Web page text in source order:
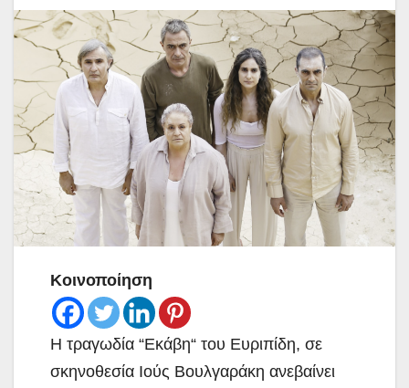
Κοινοποίηση
Η τραγωδία “Εκάβη“ του Ευριπίδη, σε
σκηνοθεσία Ιούς Βουλγαράκη ανεβαίνει